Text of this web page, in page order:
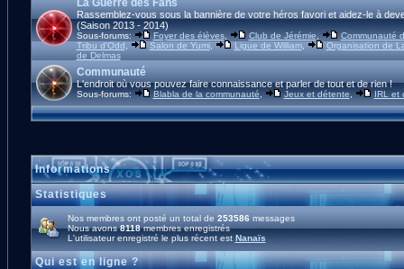
La Guerre des Fans
Rassemblez-vous sous la bannière de votre héros favori et aidez-le à
(Saison 2013 - 2014)
Sous-forums: Foyer des élèves, Club de Jérémie
Communauté
Tribu d'Odd
Salon de Yumi, Ligue de William,
Organisation de
de Delmas
Communauté
L'endroit où vous pouvez faire connaissance et parler de tout et de rien !
Sous-forums: Blabla de la communauté, Jeux et détente, IRL et
Informations
Statistiques
Nos membres ont posté un total de 253586 messages
Nous avons8118membres enregistrés
L'utilisateur enregistré le plus récent est Nanaïs
Qui est en ligne ?